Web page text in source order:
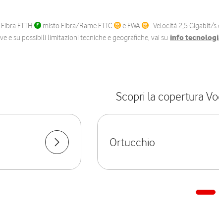
FTTH misto Fibra/Rame FTTC e FWA . Velocità 2,5 Gigabit/
e su possibili limitazioni tecniche e geografiche, vai su info
Scopri la copertura
Ortucchio